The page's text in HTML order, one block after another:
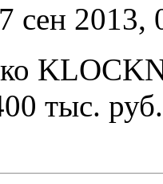
сен 2013,
тыс. руб.